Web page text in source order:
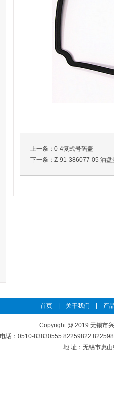
上一条： 0-4复式号码盖
下一条： Z-91-386077-05 油盘
首页 关于我们 产
Copyright @ 2019 无锡市
电话：0510-83830555 82259822
地 址：无锡市惠